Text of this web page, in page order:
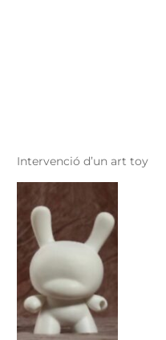
Intervenció d’un art toy